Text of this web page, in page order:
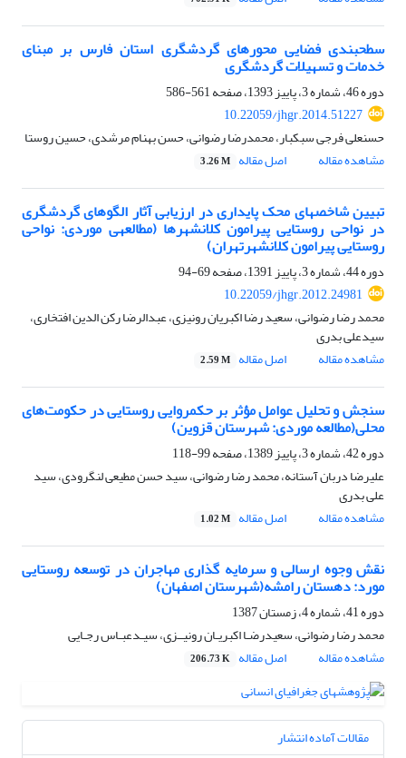
سطح‎بندی فضایی محورهای گردشگری استان فارس بر مبنای
خدمات و تسهیلات گردشگری
دوره 46، شماره 3، پاییز 1393، صفحه
561-586
10.22059/jhgr.2014.51227
حسنعلی فرجی سبکبار، محمدرضا رضوانی، حسن بهنام مرشدی، حسین روستا
مشاهده مقاله
اصل مقاله 3.26 M
تبیین شاخص‎های محک پایداری در ارزیابی آثار الگوهای گردشگری
در نواحی روستایی پیرامون کلان‎شهرها (مطالعه‎ی موردی: نواحی
روستایی پیرامون کلان‎شهرتهران)
دوره 44، شماره 3، پاییز 1391، صفحه
69-94
10.22059/jhgr.2012.24981
محمد رضا رضوانی، سعید رضا اکبریان رونیزی، عبدالرضا رکن الدین افتخاری،
سیدعلی بدری
مشاهده مقاله
اصل مقاله 2.59 M
سنجش و تحلیل عوامل مؤثر بر حکمروایی روستایی در حکومت‌های
محلی(مطالعه موردی: شهرستان قزوین)
دوره 42، شماره 3، پاییز 1389، صفحه
99-118
علیرضا دربان آستانه، محمد رضا رضوانی، سید حسن مطیعی لنگرودی، سید
علی بدری
مشاهده مقاله
اصل مقاله 1.02 M
نقش وجوه ارسالی و سرمایه گذاری مهاجران در توسعه روستایی
مورد: دهستان رامشه(شهرستان اصفهان)
دوره 41، شماره 4، زمستان 1387
محمد رضا رضوانی، سعیدرضـا اکبریـان رونیــزی، سیـدعبـاس رجـایی
مشاهده مقاله
اصل مقاله 206.73 K
مقالات آماده انتشار